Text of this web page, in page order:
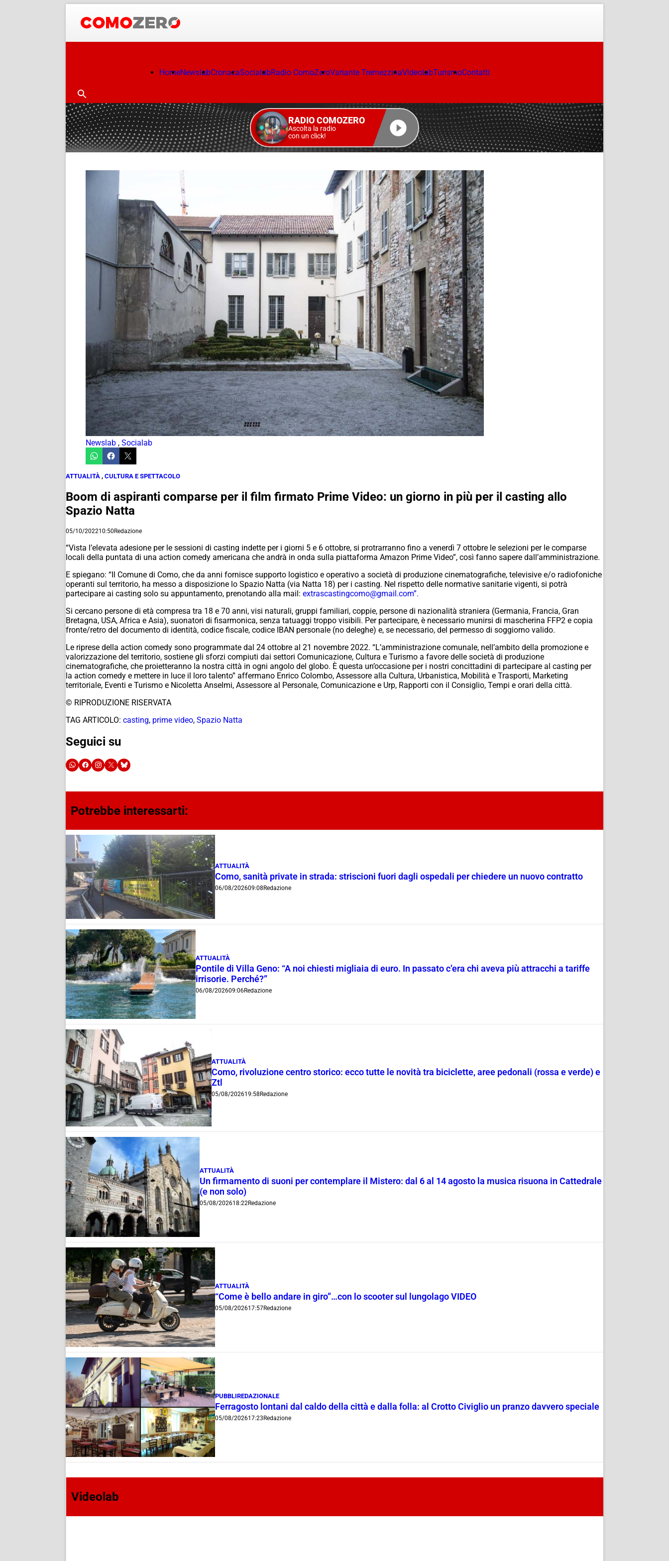
HomeNewslabCronacaSocialabRadio ComoZeroVariante TremezzinaVideolabTurismoContatti
RADIO COMOZERO
Ascolta la radio
con un click!
Newslab , Socialab
ATTUALITÀ , CULTURA E SPETTACOLO
Boom di aspiranti comparse per il film firmato Prime Video: un giorno in più per il casting allo
Spazio Natta
05/10/202210:50Redazione
“Vista l’elevata adesione per le sessioni di casting indette per i giorni 5 e 6 ottobre, si protrarranno fino a venerdì 7 ottobre le selezioni per le comparse
locali della puntata di una action comedy americana che andrà in onda sulla piattaforma Amazon Prime Video”, così fanno sapere dall’amministrazione.
E spiegano: “Il Comune di Como, che da anni fornisce supporto logistico e operativo a società di produzione cinematografiche, televisive e/o radiofoniche
operanti sul territorio, ha messo a disposizione lo Spazio Natta (via Natta 18) per i casting. Nel rispetto delle normative sanitarie vigenti, si potrà
partecipare ai casting solo su appuntamento, prenotando alla mail: extrascastingcomo@gmail.com”.
Si cercano persone di età compresa tra 18 e 70 anni, visi naturali, gruppi familiari, coppie, persone di nazionalità straniera (Germania, Francia, Gran
Bretagna, USA, Africa e Asia), suonatori di fisarmonica, senza tatuaggi troppo visibili. Per partecipare, è necessario munirsi di mascherina FFP2 e copia
fronte/retro del documento di identità, codice fiscale, codice IBAN personale (no deleghe) e, se necessario, del permesso di soggiorno valido.
Le riprese della action comedy sono programmate dal 24 ottobre al 21 novembre 2022. “L’amministrazione comunale, nell’ambito della promozione e
valorizzazione del territorio, sostiene gli sforzi compiuti dai settori Comunicazione, Cultura e Turismo a favore delle società di produzione
cinematografiche, che proietteranno la nostra città in ogni angolo del globo. È questa un’occasione per i nostri concittadini di partecipare al casting per
la action comedy e mettere in luce il loro talento” affermano Enrico Colombo, Assessore alla Cultura, Urbanistica, Mobilità e Trasporti, Marketing
territoriale, Eventi e Turismo e Nicoletta Anselmi, Assessore al Personale, Comunicazione e Urp, Rapporti con il Consiglio, Tempi e orari della città.
© RIPRODUZIONE RISERVATA
TAG ARTICOLO: casting, prime video, Spazio Natta
Seguici su
Potrebbe interessarti:
ATTUALITÀ
Como, sanità private in strada: striscioni fuori dagli ospedali per chiedere un nuovo contratto
06/08/202609:08 Redazione
ATTUALITÀ
Pontile di Villa Geno: “A noi chiesti migliaia di euro. In passato c’era chi aveva più attracchi a tariffe
irrisorie. Perché?”
06/08/202609:06Redazione
ATTUALITÀ
Como, rivoluzione centro storico: ecco tutte le novità tra biciclette, aree pedonali (rossa e verde) e
Ztl
05/08/202619:58 Redazione
ATTUALITÀ
Un firmamento di suoni per contemplare il Mistero: dal 6 al 14 agosto la musica risuona in Cattedrale
(e non solo)
05/08/202618:22Redazione
ATTUALITÀ
“Come è bello andare in giro”…con lo scooter sul lungolago VIDEO
05/08/202617:57Redazione
PUBBLIREDAZIONALE
Ferragosto lontani dal caldo della città e dalla folla: al Crotto Civiglio un pranzo davvero speciale
05/08/202617:23 Redazione
Videolab